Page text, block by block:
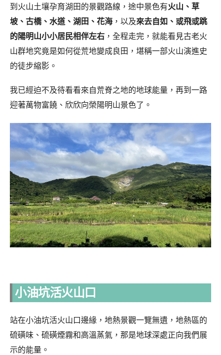
到火山土壤孕育湖田的景觀路線，途中景色有火山、草
坡、古橋、水道、湖田、花海 ，以及來去自如、或飛或跳
的陽明山小小居民相伴左右 ，全程走完，就能看見古老火
山群地究竟是如何從荒地變成良田，堪稱一部火山演進史
的徒步縮影。
我已經迫不及待看看來自荒脊之地的地球能量，再到一路
迎著萬物富饒、欣欣向榮陽明山景色了。
小油坑活火山口
站在小油坑活火山口邊緣，地熱景觀一覽無遺，地熱區的
硫磺味、硫磺煙霧和高溫蒸氣，那是地球深處正向我們展
示的能量。